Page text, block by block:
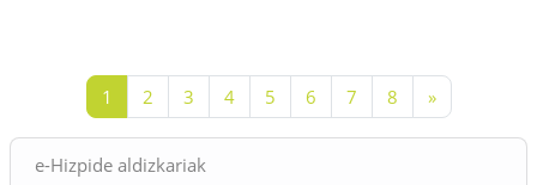
Blocks
e-Hizpide aldizkariak
1 Page 1
2Page 2
3Page 3
4Page 4
5Page 5
6Page 6
7Page 7
8Page 8
»Next page